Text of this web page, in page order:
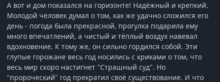
А вот и дом показался на горизонте! Надёжный и крепкий.
Молодой человек думал о том, как же удачно сложился его
день - погода была прекрасной, прогулка подарила ему
много впечатлений, а чистый и тёплый воздух навевал
вдохновение. К тому же, он сильно гордился собой. Эти
глупые горожане весь год носились с криками о том, что
весь мир скоро настигнет "Страшный суд". Но
"пророческий" год прекратил своё существование. И что